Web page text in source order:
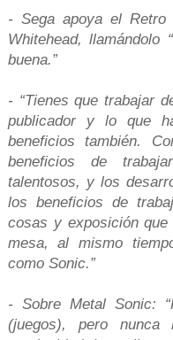
- Sega apoya el Retro
Whitehead, llamándolo
buena.”
- “Tienes que trabajar
publicador y lo que
beneficios también.
beneficios de
talentosos, y los
los beneficios de
cosas y exposición
mesa, al mismo
como Sonic.”
- Sobre Metal Sonic:
(juegos), pero